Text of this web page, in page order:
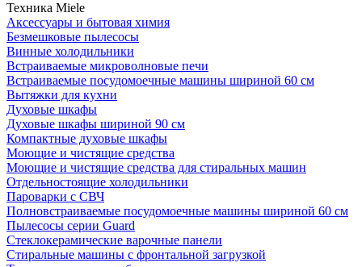
Техника Miele
Аксессуары и бытовая химия
Безмешковые пылесосы
Винные холодильники
Встраиваемые микроволновые печи
Встраиваемые посудомоечные машины шириной 60 см
Вытяжки для кухни
Духовые шкафы
Духовые шкафы шириной 90 см
Компактные духовые шкафы
Моющие и чистящие средства
Моющие и чистящие средства для стиральных машин
Отдельностоящие холодильники
Пароварки с СВЧ
Полновстраиваемые посудомоечные машины шириной 60 см
Пылесосы серии Guard
Стеклокерамические варочные панели
Стиральные машины с фронтальной загрузкой